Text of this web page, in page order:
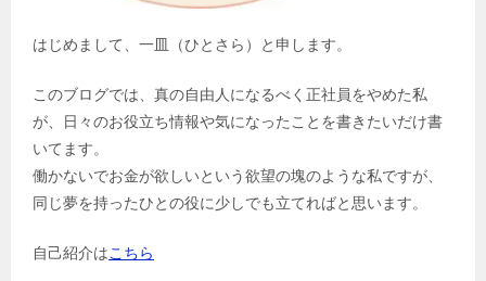
はじめまして、一皿（ひとさら）と申します。
このブログでは、真の自由人になるべく正社員をやめた私
が、日々のお役立ち情報や気になったことを書きたいだけ書
いてます。
働かないでお金が欲しいという欲望の塊のような私ですが、
同じ夢を持ったひとの役に少しでも立てればと思います。
自己紹介はこちら